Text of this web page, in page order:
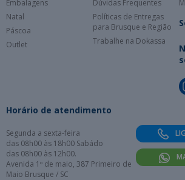
Embalagens
Natal
Páscoa
Outlet
Dúvidas Frequentes
Políticas de Entregas
para Brusque e Região
Trabalhe na Dokassa
Horário de atendimento
Segunda a sexta-feira
das 08h00 às 18h00 Sabádo
das 08h00 às 12h00.
Avenida 1º de maio, 387 Primeiro de
Maio Brusque / SC